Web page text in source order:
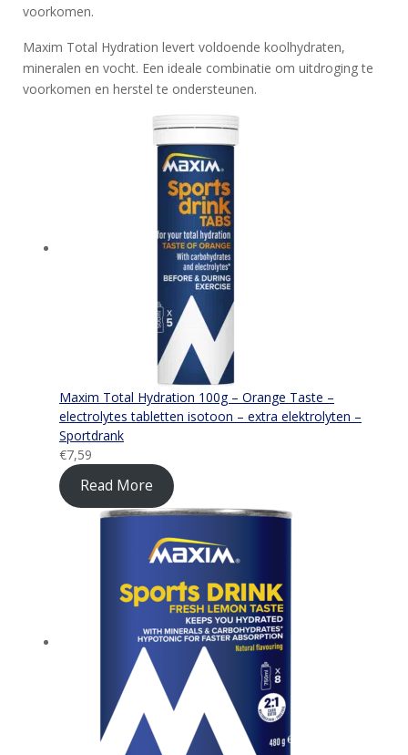
voorkomen.
Maxim Total Hydration levert voldoende koolhydraten,
mineralen en vocht. Een ideale combinatie om uitdroging te
voorkomen en herstel te ondersteunen.
Maxim Total Hydration 100g – Orange Taste –
electrolytes tabletten isotoon – extra elektrolyten –
Sportdrank
€7,59
Read More